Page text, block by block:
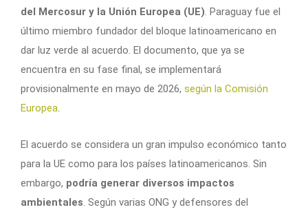
del Mercosur y la Unión Europea (UE). Paraguay fue el
último miembro fundador del bloque latinoamericano en
dar luz verde al acuerdo. El documento, que ya se
encuentra en su fase final, se implementará
provisionalmente en mayo de 2026, según la Comisión
Europea.
El acuerdo se considera un gran impulso económico tanto
para la UE como para los países latinoamericanos. Sin
embargo, podría generar diversos impactos
ambientales. Según varias ONG y defensores del